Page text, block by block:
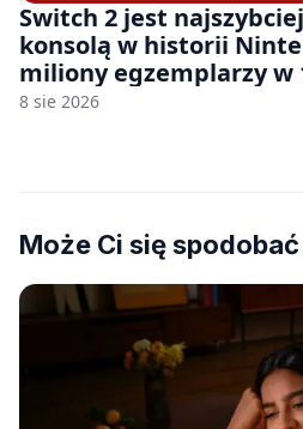
Switch 2 jest
konsolą w historii
miliony egzemplarzy w
8 sie 2026
Może Ci się spodobać